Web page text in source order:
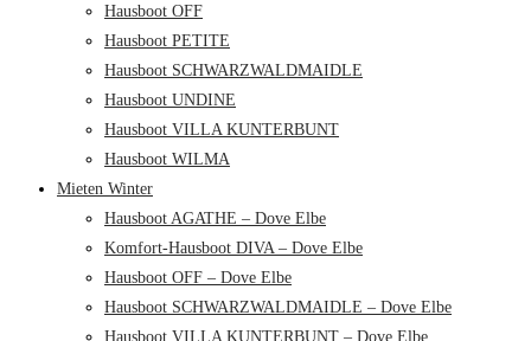
Hausboot OFF
Hausboot PETITE
Hausboot SCHWARZWALDMAIDLE
Hausboot UNDINE
Hausboot VILLA KUNTERBUNT
Hausboot WILMA
Mieten Winter
Hausboot AGATHE – Dove Elbe
Komfort-Hausboot DIVA – Dove Elbe
Hausboot OFF – Dove Elbe
Hausboot SCHWARZWALDMAIDLE – Dove Elbe
Hausboot VILLA KUNTERBUNT – Dove Elbe